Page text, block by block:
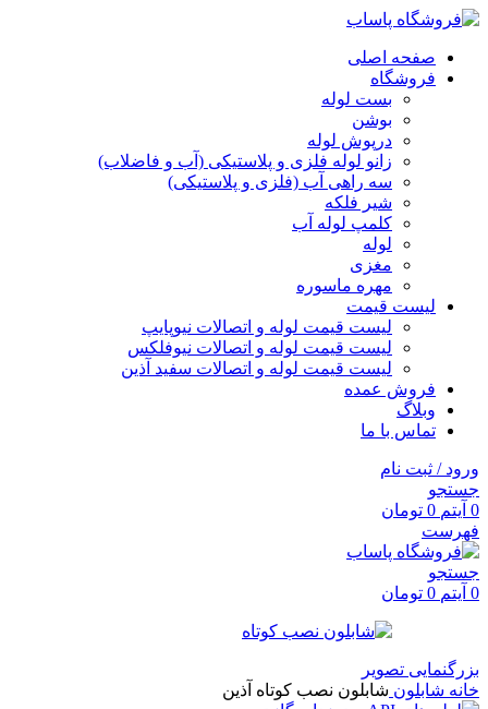
صفحه اصلی
فروشگاه
بست لوله
بوشن
درپوش لوله
زانو لوله فلزی و پلاستیکی (آب و فاضلاب)
سه راهی آب (فلزی و پلاستیکی)
شیر فلکه
کلمپ لوله آب
لوله
مغزی
مهره ماسوره
لیست قیمت
لیست قیمت لوله و اتصالات نیوپایپ
لیست قیمت لوله و اتصالات نیوفلکس
لیست قیمت لوله و اتصالات سفید آذین
فروش عمده
وبلاگ
تماس با ما
ورود / ثبت نام
جستجو
0 آیتم 0 تومان
فهرست
جستجو
0 آیتم 0 تومان
بزرگنمایی تصویر
خانه شابلون شابلون نصب کوتاه آذین